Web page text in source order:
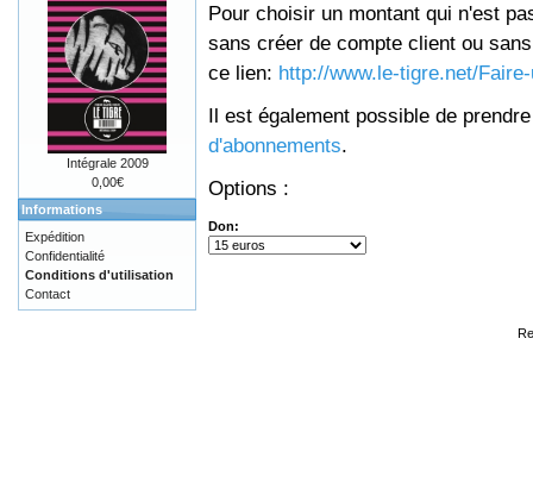
Pour choisir un montant qui n'est
sans créer de compte client ou
ce lien: http://www.le-tigre.net/
Il est également possible de
d'abonnements.
Options :
Don:
Intégrale 2009
0,00€
Informations
Expédition
Confidentialité
Conditions d'utilisation
Contact